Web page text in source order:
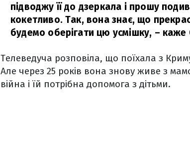
підводжу її до дзеркала і прошу
кокетливо. Так, вона знає, що
будемо оберігати цю усмішку, – каже
Телеведуча розповіла, що поїхала з
Але через 25 років вона знову живе з
війна і їй потрібна допомога з дітьми.